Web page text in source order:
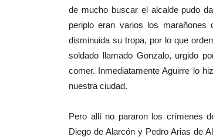
de mucho buscar el alcalde pudo
periplo eran varios los marañones
disminuida su tropa, por lo que
soldado llamado Gonzalo, urgido
comer. Inmediatamente Aguirre lo
nuestra ciudad.
Pero allí no pararon los crímenes
Diego de Alarcón y Pedro Arias de